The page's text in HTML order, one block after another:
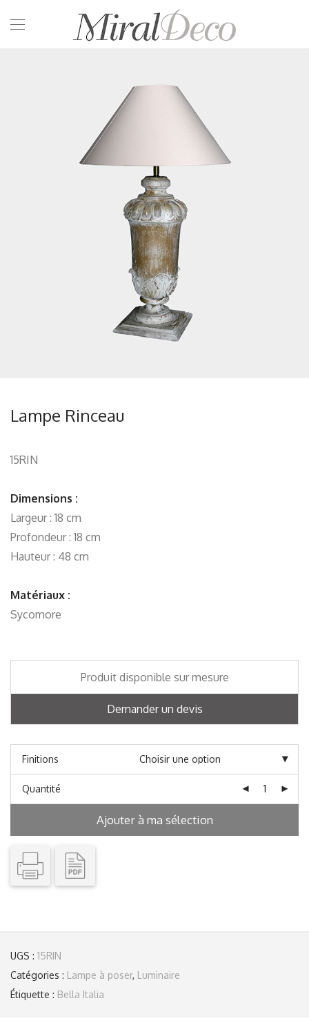
Lampe Rinceau
15RIN
Dimensions :
Largeur : 18 cm
Profondeur : 18 cm
Hauteur : 48 cm
Matériaux :
Sycomore
Produit disponible sur mesure
Demander un devis
Finitions
Quantité
Ajouter à ma sélection
UGS : 15RIN
Catégories : Lampe à poser, Luminaire
Étiquette : Bella Italia